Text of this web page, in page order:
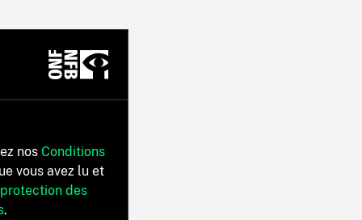
nos Conditions
vous avez lu et
des
.